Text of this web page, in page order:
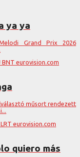
ya ya
Grand Prix 2026
műsort rendezett
quiero más